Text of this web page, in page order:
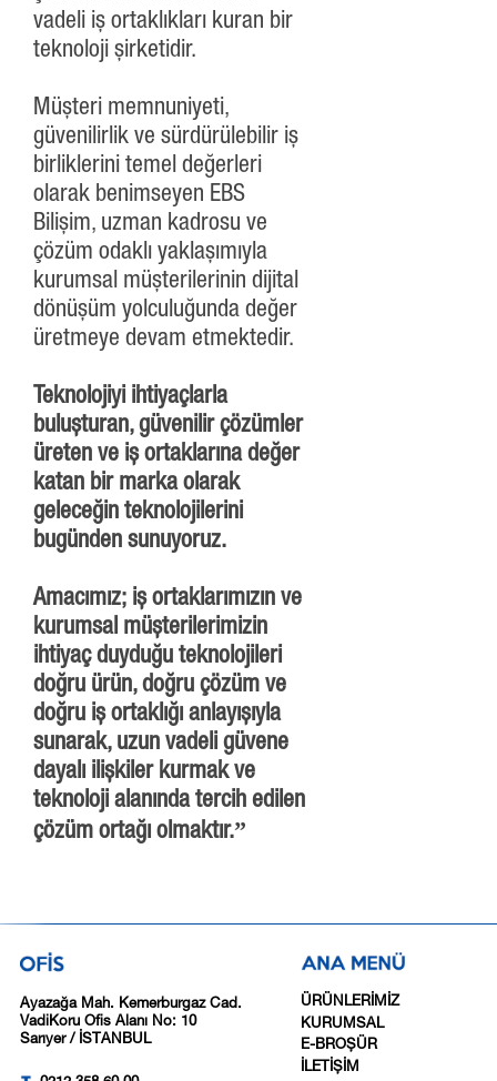
vadeli iş ortaklıkları kuran bir
teknoloji şirketidir.
Müşteri memnuniyeti,
güvenilirlik ve sürdürülebilir iş
birliklerini temel değerleri
olarak benimseyen EBS
Bilişim, uzman kadrosu ve
çözüm odaklı yaklaşımıyla
kurumsal müşterilerinin dijital
dönüşüm yolculuğunda değer
üretmeye devam etmektedir.
Teknolojiyi ihtiyaçlarla
buluşturan, güvenilir çözümler
üreten ve iş ortaklarına değer
katan bir marka olarak
geleceğin teknolojilerini
bugünden sunuyoruz.
Amacımız; iş ortaklarımızın ve
kurumsal müşterilerimizin
ihtiyaç duyduğu teknolojileri
doğru ürün, doğru çözüm ve
doğru iş ortaklığı anlayışıyla
sunarak, uzun vadeli güvene
dayalı ilişkiler kurmak ve
teknoloji alanında tercih edilen
çözüm ortağı olmaktır.”
Ayazağa Mah. Kemerburgaz Cad.
VadiKoru Ofis Alanı No: 10
Sarıyer / İSTANBUL
ÜRÜNLERİMİZ
KURUMSAL
E-BROŞÜR
İLETİŞİM